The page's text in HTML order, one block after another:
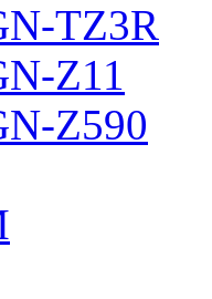
TZ3R
Z11
Z590